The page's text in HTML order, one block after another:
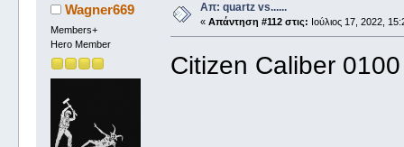
Wagner669
Members+
Hero Member
Απ: quartz vs......
« Απάντηση #112 στις: Ιούλιος 17, 2022,
Citizen Caliber